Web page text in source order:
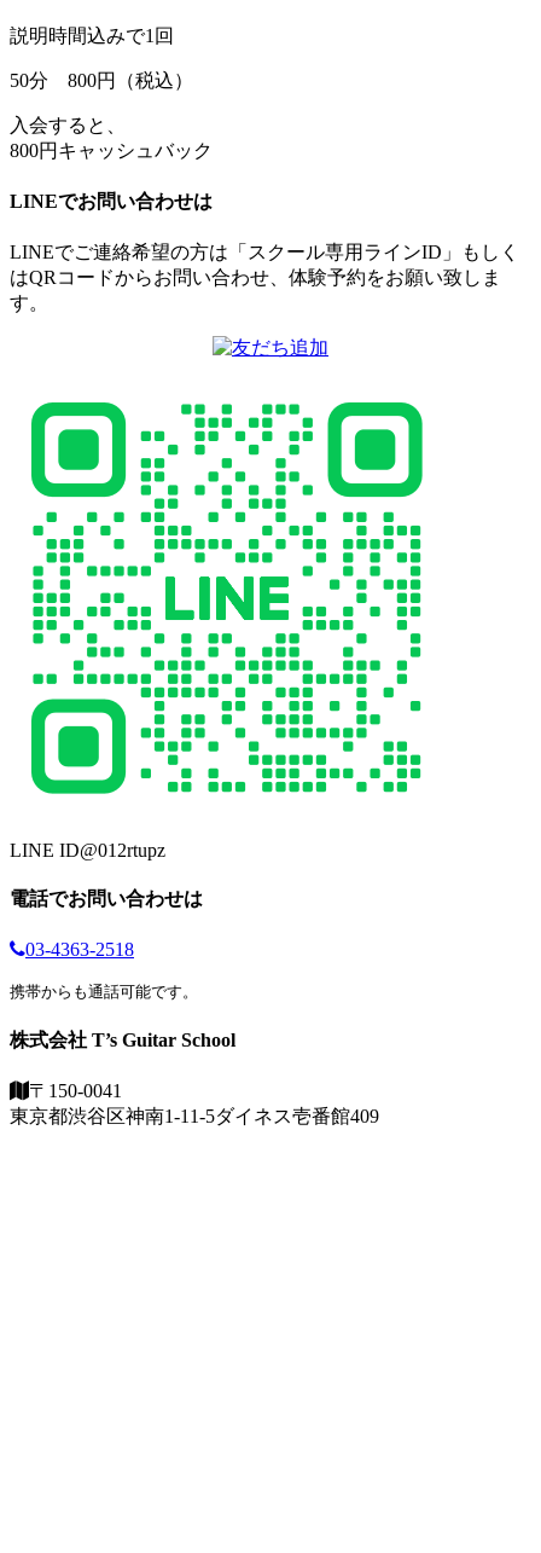
説明時間込みで1回
50分 800円（税込）
入会すると、
800円キャッシュバック
LINEでお問い合わせは
LINEでご連絡希望の方は「スクール専用ラインID」もしく
はQRコードからお問い合わせ、体験予約をお願い致しま
す。
LINE ID@012rtupz
電話でお問い合わせは
03-4363-2518
携帯からも通話可能です。
株式会社 T’s Guitar School
〒150-0041
東京都渋谷区神南1-11-5ダイネス壱番館409